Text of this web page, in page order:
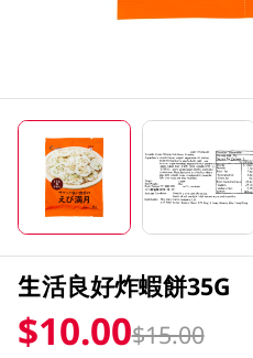
生活良好炸蝦餅35G
$10.00$15.00